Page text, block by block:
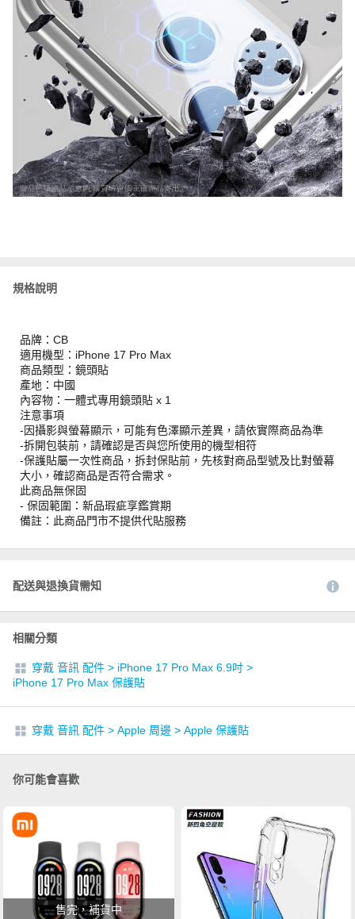
規格說明
品牌：CB
適用機型：iPhone 17 Pro Max
商品類型：鏡頭貼
產地：中國
內容物：一體式專用鏡頭貼 x 1
注意事項
-因攝影與螢幕顯示，可能有色澤顯示差異，請依實際商品為準
-拆開包裝前，請確認是否與您所使用的機型相符
-保護貼屬一次性商品，拆封保貼前，先核對商品型號及比對螢幕
大小，確認商品是否符合需求。
此商品無保固
- 保固範圍：新品瑕疵享鑑賞期
備註：此商品門市不提供代貼服務
配送與退換貨需知
相關分類
穿戴 音訊 配件 > iPhone 17 Pro Max 6.9吋 >
iPhone 17 Pro Max 保護貼
穿戴 音訊 配件 > Apple 周邊 > Apple 保護貼
你可能會喜歡
售完，補貨中